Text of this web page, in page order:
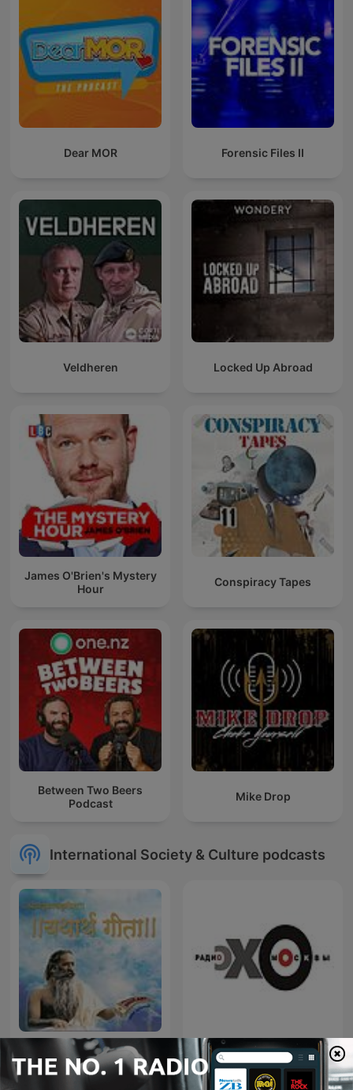
Dear MOR Forensic Files II
Veldheren Locked Up Abroad
James O'Brien's Mystery
Hour
Conspiracy Tapes
Between Two Beers
Podcast
Mike Drop
International Society & Culture podcasts
Bhagavad Gita Hindi Эхо Москвы